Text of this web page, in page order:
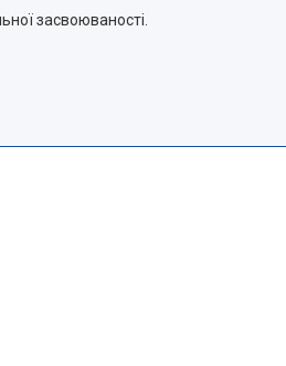
засвоюваності.